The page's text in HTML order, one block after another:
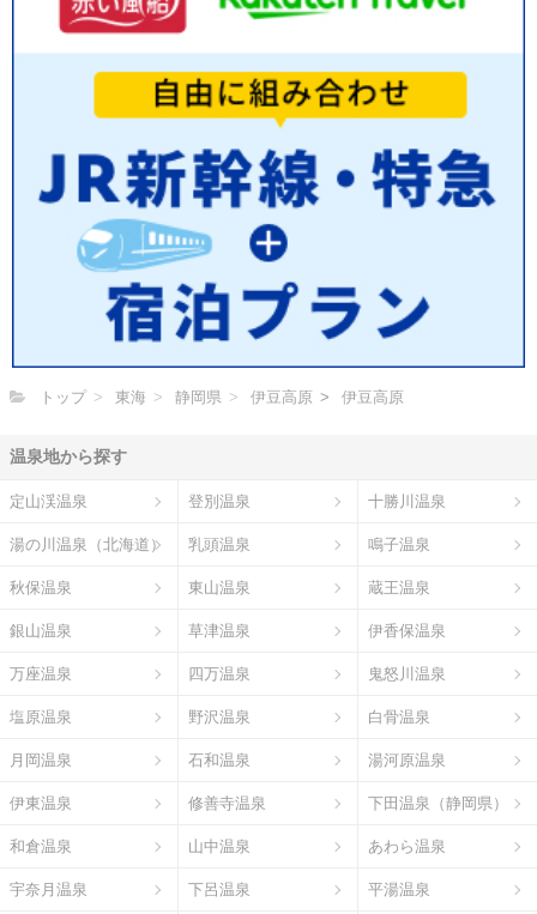
トップ 東海 静岡県 伊豆高原 伊豆高原
温泉地から探す
定山渓温泉 登別温泉 十勝川温泉
湯の川温泉（北海道） 乳頭温泉 鳴子温泉
秋保温泉 東山温泉 蔵王温泉
銀山温泉 草津温泉 伊香保温泉
万座温泉 四万温泉 鬼怒川温泉
塩原温泉 野沢温泉 白骨温泉
月岡温泉 石和温泉 湯河原温泉
伊東温泉 修善寺温泉 下田温泉（静岡県）
和倉温泉 山中温泉 あわら温泉
宇奈月温泉 下呂温泉 平湯温泉